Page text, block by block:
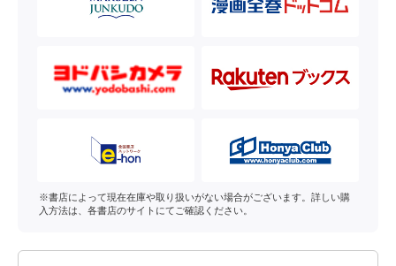
※書店によって現在在庫や取り扱いがない場合がございます。詳しい購
入方法は、各書店のサイトにてご確認ください。